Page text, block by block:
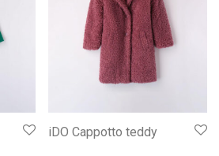
iDO Cappotto teddy